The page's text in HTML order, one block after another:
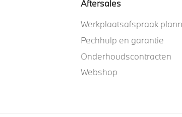
Aftersales
Werkplaatsafspraak
Pechhulp en garantie
Onderhoudscontracten
Webshop